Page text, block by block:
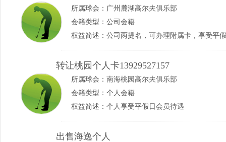
所属球会： 广州麓湖高尔夫俱乐部
会籍类型：公司会籍
权益简述：公司两提名，可办理附属卡，享受平
转让桃园个人卡13929527157
所属球会： 南海桃园高尔夫俱乐部
会籍类型：个人会籍
权益简述：个人享受平假日会员待遇
出售海逸个人